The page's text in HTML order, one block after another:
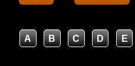
A B C D E